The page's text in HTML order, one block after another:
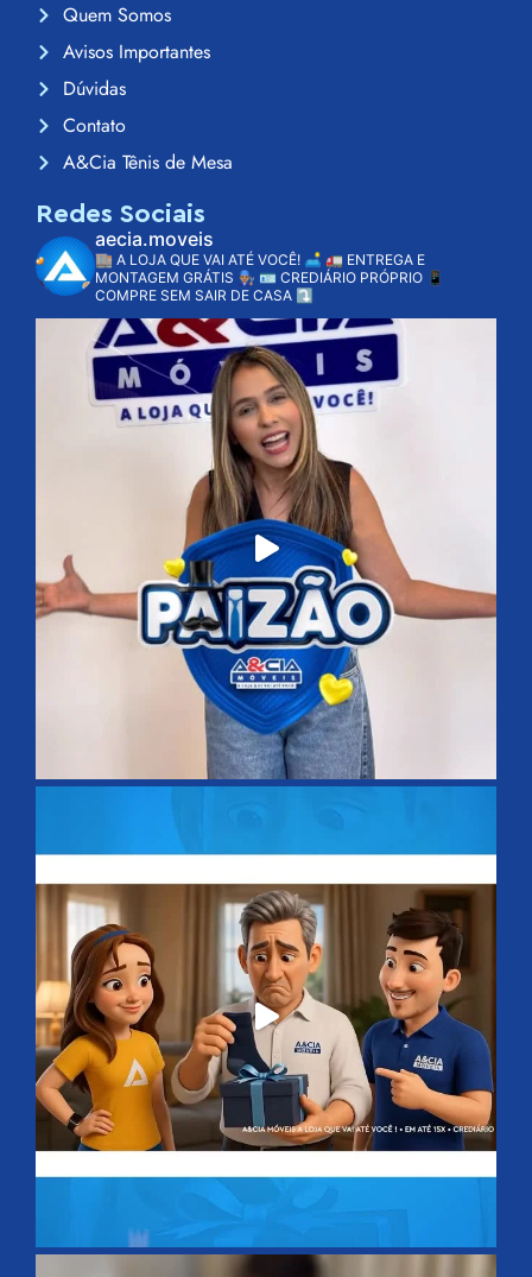
Quem Somos
Avisos Importantes
Dúvidas
Contato
A&Cia Tênis de Mesa
Redes Sociais
aecia.moveis
🏬 A LOJA QUE VAI ATÉ VOCÊ! 🛋️ 🚛 ENTREGA E
MONTAGEM GRÁTIS 👨🏽‍🔧 🪪 CREDIÁRIO PRÓPRIO 📱
COMPRE SEM SAIR DE CASA ⤵️